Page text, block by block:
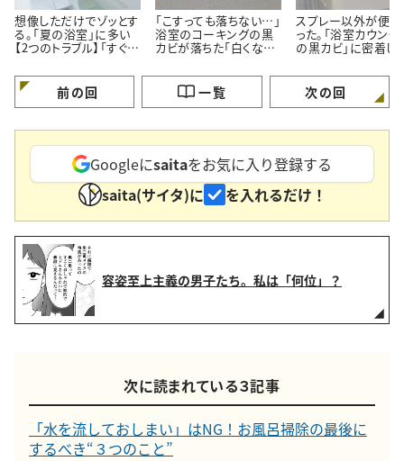
想像しただけでゾッとす
る。「夏の浴室」に多い
【2つのトラブル】「すぐ対
「こすっても落ちない…」
浴室のコーキングの黒
カビが落ちた「白くなっ
掃除術】
スプレー以外が便
った。「浴室カウンタ
の黒カビ」に密着し
掃除術】
前の回 一覧 次の回
Googleにsaitaをお気に入り登録する
saita(サイタ)に
を入れるだけ！
容姿至上主義の男子たち。私は「何位」？
次に読まれている３記事
「水を流しておしまい」はNG！お風呂掃除の最後に
するべき“３つのこと”